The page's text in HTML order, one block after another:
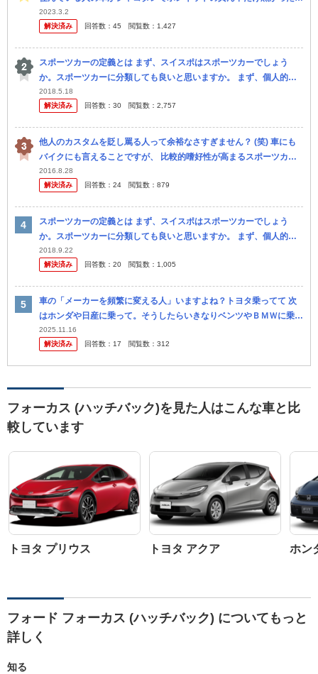
メッキをピカピカに磨いていたりなどバリ改造したプリウスなんです
が...
2023.3.2
解決済み
回答数： 45 閲覧数： 1,427
スポーツカーの定義とは まず、スイスポはスポーツカーでしょう
か。スポーツカーに分類しても良いと思いますか。 まず、個人的見
解から(と言っても自分は高校生なので父の意見) 父はZC33Sを入庫
し...
2018.5.18
解決済み
回答数： 30 閲覧数： 2,757
他人のカスタムを貶し罵る人って余裕なさすぎません？ (笑) 車にも
バイクにも言えることですが、 比較的嗜好性が高まるスポーツカー
であったり、バイクで言えば移動の足の範囲を超える排気量帯(250...
2016.8.28
解決済み
回答数： 24 閲覧数： 879
スポーツカーの定義とは まず、スイスポはスポーツカーでしょう
か。スポーツカーに分類しても良いと思いますか。 まず、個人的見
解から(と言っても自分は高校生なので父の意見) 父はZC33Sを入庫
し...
2018.9.22
解決済み
回答数： 20 閲覧数： 1,005
車の「メーカーを頻繁に変える人」いますよね？トヨタ乗ってて 次
はホンダや日産に乗って。そうしたらいきなりベンツやＢＭＷに乗っ
て、 またマツダに買えたりする人。 別に本人が好きな車に乗ってる
だけだ...
2025.11.16
解決済み
回答数： 17 閲覧数： 312
フォーカス (ハッチバック)を見た人はこんな車と比
較しています
トヨタ プリウス トヨタ アクア ホン
フォード フォーカス (ハッチバック) についてもっと
詳しく
知る